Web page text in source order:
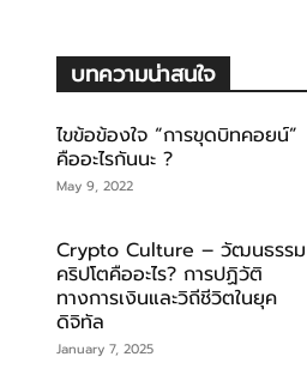
บทความน่าสนใจ
ไขข้อข้องใจ “การขุดบิทคอยน์”
คืออะไรกันนะ ?
May 9, 2022
Crypto Culture – วัฒนธรรม
คริปโตคืออะไร? การปฏิวัติ
ทางการเงินและวิถีชีวิตในยุค
ดิจิทัล
January 7, 2025